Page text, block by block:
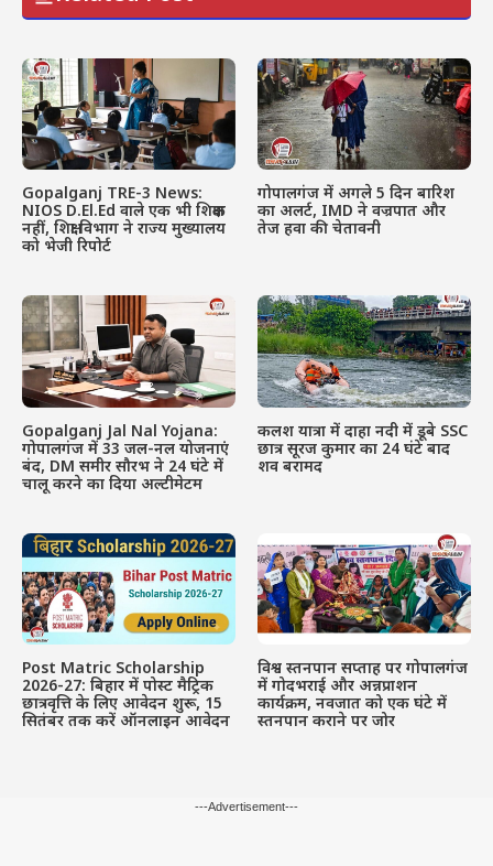
Gopalganj TRE-3 News:
NIOS D.El.Ed वाले एक भी शिक्षक
नहीं, शिक्षा विभाग ने राज्य मुख्यालय
को भेजी रिपोर्ट
गोपालगंज में अगले 5 दिन बारिश
का अलर्ट, IMD ने वज्रपात और
तेज हवा की चेतावनी
Gopalganj Jal Nal Yojana:
गोपालगंज में 33 जल-नल योजनाएं
बंद, DM समीर सौरभ ने 24 घंटे में
चालू करने का दिया अल्टीमेटम
कलश यात्रा में दाहा नदी में डूबे SSC
छात्र सूरज कुमार का 24 घंटे बाद
शव बरामद
Post Matric Scholarship
2026-27: बिहार में पोस्ट मैट्रिक
छात्रवृत्ति के लिए आवेदन शुरू, 15
सितंबर तक करें ऑनलाइन आवेदन
विश्व स्तनपान सप्ताह पर गोपालगंज
में गोदभराई और अन्नप्राशन
कार्यक्रम, नवजात को एक घंटे में
स्तनपान कराने पर जोर
---Advertisement---